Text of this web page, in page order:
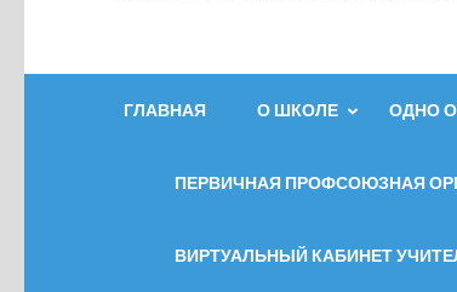
ГЛАВНАЯ О ШКОЛЕ ОДНО
ПЕРВИЧНАЯ ПРОФСОЮЗНАЯ
ВИРТУАЛЬНЫЙ КАБИНЕТ